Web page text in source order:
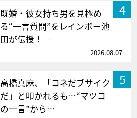
4
既婚・彼女持ち男を見極め
る“一言質問”をレインボー池
田が伝授！…
2026.08.07
5
高橋真麻、「コネだブサイク
だ」と叩かれるも…“マツコ
の一言”から…